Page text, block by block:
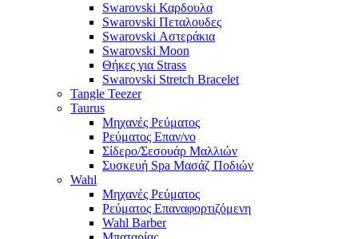
Swarovski Καρδουλα
Swarovski Πεταλουδες
Swarovski Αστεράκια
Swarovski Moon
Θήκες για Strass
Swarovski Stretch Bracelet
Tangle Teezer
Taurus
Μηχανές Ρεύματος
Ρεύματος Επαν/νο
Σίδερο/Σεσουάρ Μαλλιών
Συσκευή Spa Μασάζ Ποδιών
Wahl
Μηχανές Ρεύματος
Ρεύματος Επαναφορτιζόμενη
Wahl Barber